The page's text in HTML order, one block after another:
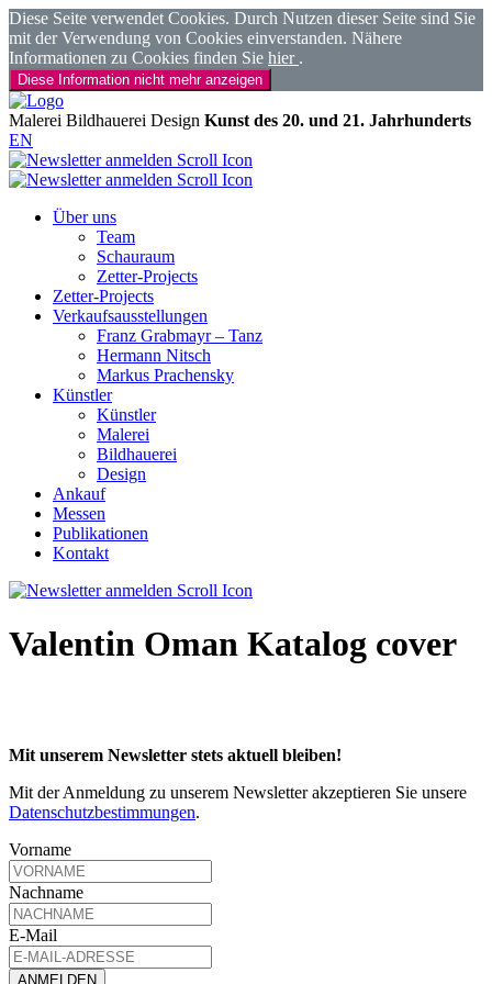
Diese Seite verwendet Cookies. Durch Nutzen dieser Seite sind Sie
mit der Verwendung von Cookies einverstanden. Nähere
Informationen zu Cookies finden Sie hier .
Diese Information nicht mehr anzeigen
Malerei Bildhauerei Design Kunst des 20. und 21. Jahrhunderts
EN
Über uns
Team
Schauraum
Zetter-Projects
Zetter-Projects
Verkaufsausstellungen
Franz Grabmayr – Tanz
Hermann Nitsch
Markus Prachensky
Künstler
Künstler
Malerei
Bildhauerei
Design
Ankauf
Messen
Publikationen
Kontakt
Valentin Oman Katalog cover
Mit unserem Newsletter stets aktuell bleiben!
Mit der Anmeldung zu unserem Newsletter akzeptieren Sie unsere
Datenschutzbestimmungen.
Vorname
Nachname
E-Mail